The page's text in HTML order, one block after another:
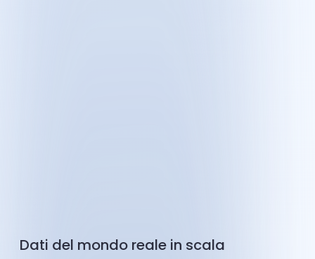
Dati del mondo reale in scala